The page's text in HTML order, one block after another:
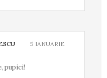
5 IANUARIE
pupici!